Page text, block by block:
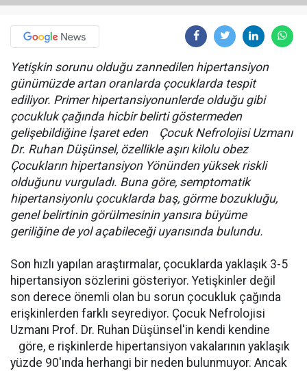
Yetişkin sorunu olduğu zannedilen hipertansiyon
günümüzde artan oranlarda çocuklarda tespit
ediliyor. Primerhipertansiyonunlerde olduğu gibi
çocukluk çağında hicbir belirti göstermeden
gelişebildiğine İşaret eden Çocuk Nefrolojisi Uzmanı
Dr. Ruhan Düşünsel, özellikle aşırı kilolu obez
Çocukların hipertansiyon Yönünden yüksek riskli
olduğunu vurguladı. Buna göre, semptomatik
hipertansiyonlu çocuklarda baş, görme bozukluğu,
genel belirtinin görülmesinin yansıra büyüme
geriliğine de yol açabileceği uyarısında bulundu.
Son hızlı yapılan araştırmalar, çocuklarda yaklaşık 3-5
hipertansiyon sözlerini gösteriyor. Yetişkinler değil
son derece önemli olan bu sorun çocukluk çağında
erişkinlerden farklı seyrediyor. Çocuk Nefrolojisi
Uzmanı Prof. Dr. Ruhan Düşünsel'in kendi kendine
göre, e rişkinlerde hipertansiyon vakalarının yaklaşık
yüzde 90'ında herhangi bir neden bulunmuyor. Ancak